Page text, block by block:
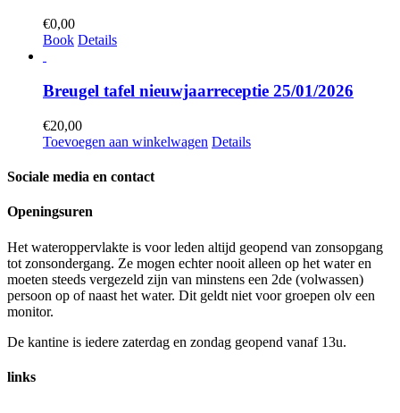
€0,00
Book Details
Breugel tafel nieuwjaarreceptie 25/01/2026
€20,00
Toevoegen aan winkelwagen Details
Sociale media en contact
Openingsuren
Het wateroppervlakte is voor leden altijd geopend van zonsopgang
tot zonsondergang. Ze mogen echter nooit alleen op het water en
moeten steeds vergezeld zijn van minstens een 2de (volwassen)
persoon op of naast het water. Dit geldt niet voor groepen olv een
monitor.
De kantine is iedere zaterdag en zondag geopend vanaf 13u.
links